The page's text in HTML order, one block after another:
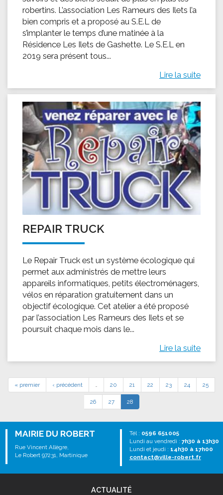
robertins. L’association Les Rameurs des Ilets l’a
bien compris et a proposé au S.E.L de
s’implanter le temps d’une matinée à la
Résidence Les Ilets de Gashette. Le S.E.L en
2019 sera présent tous...
Lire la suite
REPAIR TRUCK
Le Repair Truck est un système écologique qui
permet aux administrés de mettre leurs
appareils informatiques, petits électroménagers,
vélos en réparation gratuitement dans un
objectif écologique. Cet atelier a été proposé
par l’association Les Rameurs des Ilets et se
poursuit chaque mois dans le...
Lire la suite
« premier ‹ précédent … 20 21 22 23 24 25
26 27 28
MAIRIE DU ROBERT
Rue Vincent Allègre,
Le Robert 97231, Martinique
Tél : 0596 651005
Lundi au vendredi : 7h30 à 13h30
Lundi et jeudi : 14h30 à 17h00
contact@ville-robert.fr
ACTUALITÉ